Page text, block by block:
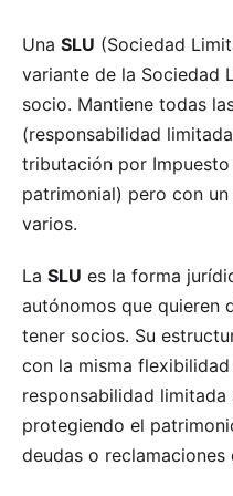
Una SLU (Sociedad
variante de la Sociedad
socio. Mantiene todas
(responsabilidad
tributación por
patrimonial) pero con
varios.
La SLU es la forma
autónomos que quieren
tener socios. Su
con la misma
responsabilidad
protegiendo el
deudas o reclamaciones